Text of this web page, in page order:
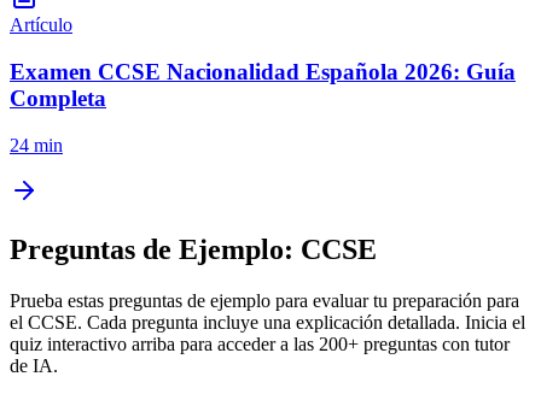
Artículo
Examen CCSE Nacionalidad Española 2026: Guía
Completa
24 min
Preguntas de Ejemplo: CCSE
Prueba estas preguntas de ejemplo para evaluar tu preparación para
el CCSE. Cada pregunta incluye una explicación detallada. Inicia el
quiz interactivo arriba para acceder a las 200+ preguntas con tutor
de IA.